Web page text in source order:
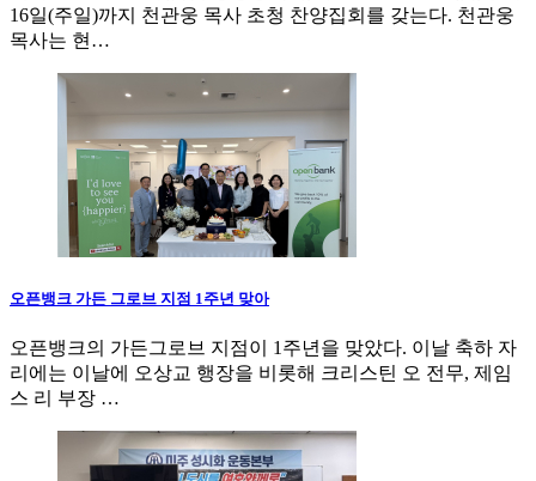
16일(주일)까지 천관웅 목사 초청 찬양집회를 갖는다. 천관웅
목사는 현…
오픈뱅크 가든 그로브 지점 1주년 맞아
오픈뱅크의 가든그로브 지점이 1주년을 맞았다. 이날 축하 자
리에는 이날에 오상교 행장을 비롯해 크리스틴 오 전무, 제임
스 리 부장 …